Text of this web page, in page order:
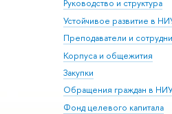
Руководство и структура
Устойчивое развитие в
Преподаватели и
Корпуса и общежития
Закупки
Обращения граждан в
Фонд целевого капитала